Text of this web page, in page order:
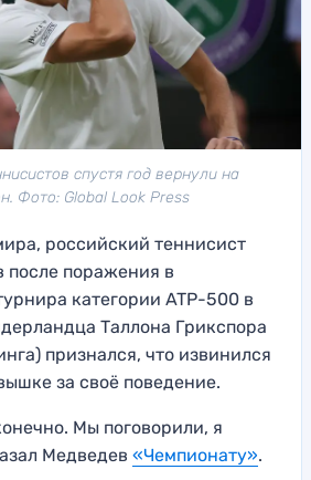
спустя год вернули на
Фото: Global Look Press
российский теннисист
поражения в
категории ATP-500 в
Таллона Грикспора
признался, что извинился
за своё поведение.
Мы поговорили, я
Медведев «Чемпионату».